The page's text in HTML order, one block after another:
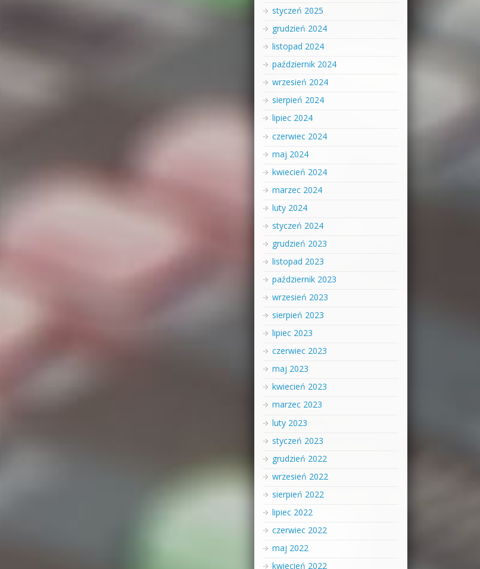
styczeń 2025
grudzień 2024
listopad 2024
październik 2024
wrzesień 2024
sierpień 2024
lipiec 2024
czerwiec 2024
maj 2024
kwiecień 2024
marzec 2024
luty 2024
styczeń 2024
grudzień 2023
listopad 2023
październik 2023
wrzesień 2023
sierpień 2023
lipiec 2023
czerwiec 2023
maj 2023
kwiecień 2023
marzec 2023
luty 2023
styczeń 2023
grudzień 2022
wrzesień 2022
sierpień 2022
lipiec 2022
czerwiec 2022
maj 2022
kwiecień 2022